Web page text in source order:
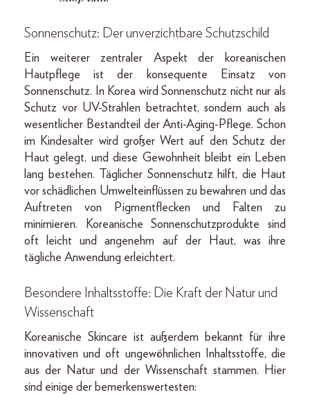
Sonnenschutz: Der unverzichtbare Schutzschild
Ein weiterer zentraler Aspekt der koreanischen
Hautpflege ist der konsequente Einsatz von
Sonnenschutz. In Korea wird Sonnenschutz nicht nur als
Schutz vor UV-Strahlen betrachtet, sondern auch als
wesentlicher Bestandteil der Anti-Aging-Pflege. Schon
im Kindesalter wird großer Wert auf den Schutz der
Haut gelegt, und diese Gewohnheit bleibt ein Leben
lang bestehen. Täglicher Sonnenschutz hilft, die Haut
vor schädlichen Umwelteinflüssen zu bewahren und das
Auftreten von Pigmentflecken und Falten zu
minimieren. Koreanische Sonnenschutzprodukte sind
oft leicht und angenehm auf der Haut, was ihre
tägliche Anwendung erleichtert.
Besondere Inhaltsstoffe: Die Kraft der Natur und
Wissenschaft
Koreanische Skincare ist außerdem bekannt für ihre
innovativen und oft ungewöhnlichen Inhaltsstoffe, die
aus der Natur und der Wissenschaft stammen. Hier
sind einige der bemerkenswertesten: